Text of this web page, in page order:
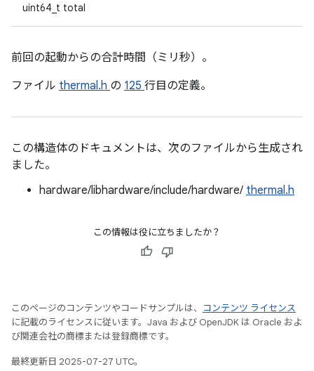
uint64_t total
前回の起動からの合計時間（ミリ秒）。
ファイル thermal.h の 125 行目の定義。
この構造体のドキュメントは、次のファイルから生成され
ました。
hardware/libhardware/include/hardware/ thermal.h
この情報は役に立ちましたか？
このページのコンテンツやコードサンプルは、
コンテンツ ライセンス
に記載のライセンスに従います。Java および OpenJDK は Oracle およ
び関連会社の商標または登録商標です。
最終更新日 2025-07-27 UTC。